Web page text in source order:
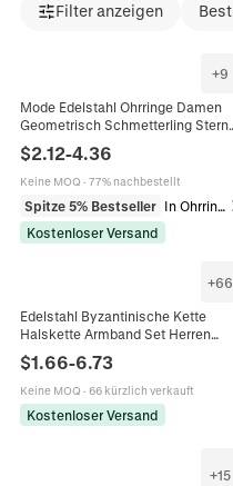
Filter anzeigen
+9
Mode Edelstahl Ohrringe Damen
Geometrisch Schmetterling Stern
Rund Römische Zahlen Quaste
Strass Künstliche Perle Schmuck
$2.12-4.36
Keine MOQ · 77% nachbestellt
Spitze 5% Bestseller
In Ohrringe
Kostenloser Versand
+66
Edelstahl Byzantinische Kette
Halskette Armband Set Herren
Damen Kreuz Anhänger Religiöser
Modeschmuck Hip Hop Schmuck
$1.66-6.73
Keine MOQ · 66 kürzlich verkauft
Kostenloser Versand
+15